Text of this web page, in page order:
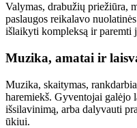
Valymas, drabužių priežiūra,
paslaugos reikalavo
išlaikyti kompleksą ir paremti
Muzika, amatai ir
Muzika, skaitymas,
haremiekš. Gyventojai galėjo
išsilavinimą, arba dalyvauti
ūkiui.